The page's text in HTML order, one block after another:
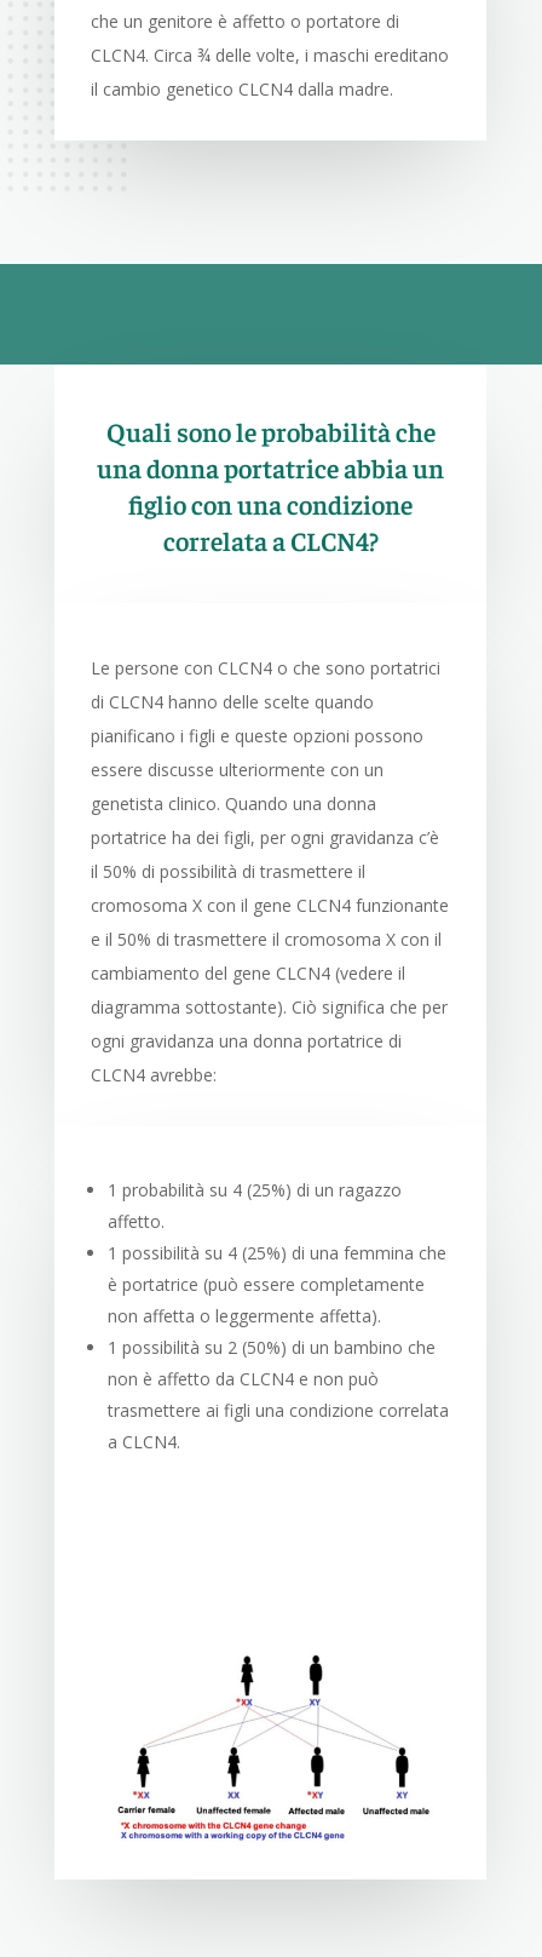
che un genitore è affetto o portatore di
CLCN4. Circa ¾ delle volte, i maschi ereditano
il cambio genetico CLCN4 dalla madre.
Quali sono le probabilità che
una donna portatrice abbia un
figlio con una condizione
correlata a CLCN4?
Le persone con CLCN4 o che sono portatrici
di CLCN4 hanno delle scelte quando
pianificano i figli e queste opzioni possono
essere discusse ulteriormente con un
genetista clinico. Quando una donna
portatrice ha dei figli, per ogni gravidanza c’è
il 50% di possibilità di trasmettere il
cromosoma X con il gene CLCN4 funzionante
e il 50% di trasmettere il cromosoma X con il
cambiamento del gene CLCN4 (vedere il
diagramma sottostante). Ciò significa che per
ogni gravidanza una donna portatrice di
CLCN4 avrebbe:
1 probabilità su 4 (25%) di un ragazzo
affetto.
1 possibilità su 4 (25%) di una femmina che
è portatrice (può essere completamente
non affetta o leggermente affetta).
1 possibilità su 2 (50%) di un bambino che
non è affetto da CLCN4 e non può
trasmettere ai figli una condizione correlata
a CLCN4.